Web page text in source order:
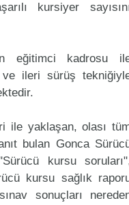
kursiyer
eğitimci kadrosu
ve ileri sürüş
ile yaklaşan, olası
bulan Gonca
kursu
kursu sağlık
sonuçları